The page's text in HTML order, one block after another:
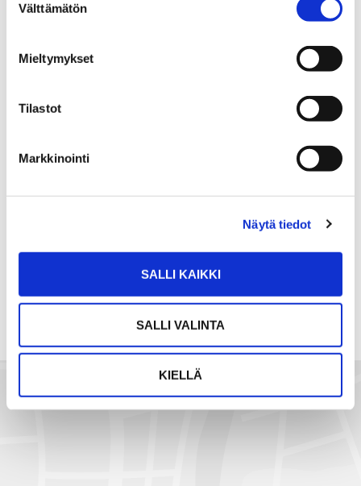
valinta
Välttämätön
Mieltymykset
Tilastot
Markkinointi
Näytä tiedot
SALLI KAIKKI
SALLI VALINTA
KIELLÄ
Sp-Koti Kouvola
ä
h
k
o